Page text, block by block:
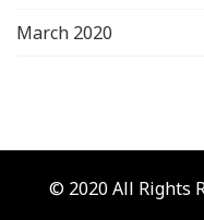
March 2020
© 2020 All Rights